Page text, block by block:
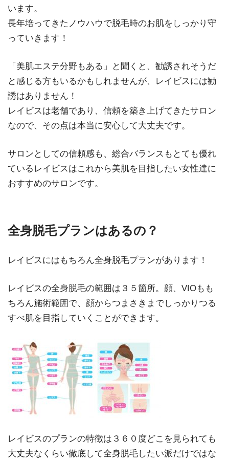
います。
長年培ってきたノウハウで脱毛時のお肌をしっかり守
っていきます！
「美肌エステ分野もある」と聞くと、勧誘されそうだ
と感じる方もいるかもしれませんが、レイビスには勧
誘はありません！
レイビスは老舗であり、信頼を築き上げてきたサロン
なので、その点は本当に安心して大丈夫です。
サロンとしての信頼感も、総合バランスもとても優れ
ているレイビスはこれから美肌を目指したい女性達に
おすすめのサロンです。
全身脱毛プランはあるの？
レイビスにはもちろん全身脱毛プランがあります！
レイビスの全身脱毛の範囲は３５箇所。顔、VIOもも
ちろん施術範囲で、顔からつまさきまでしっかりつる
すべ肌を目指していくことができます。
レイビスのプランの特徴は３６０度どこを見られても
大丈夫なくらい徹底して全身脱毛したい派だけではな